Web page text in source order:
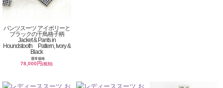
パンツスーツ アイボリーと
ブラックの千鳥格子柄
Jacket & Pants in
Houndstooth Pattern, Ivory &
Black
通常価格
78,000円(税別)